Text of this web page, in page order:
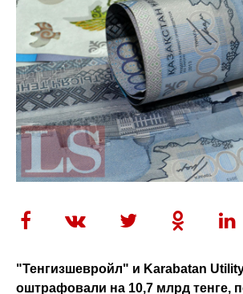
"Тенгизшевройл" и Karabatan
оштрафовали на 10,7 млрд тенге,